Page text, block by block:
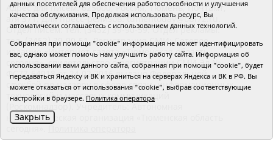
Адрес для писем: 625000, Россия, Тюмень, Почтамт,
а/я 371. Для пресс-релизов: tumentoday@obl72.ru.
Отдел писем: тел. (3452) 39-90-59. Отдел рекламы:
тел. (3452) 39-90-51. Регистрация СМИ: Сетевое
издание «Интернет-газета «Тюменская область
сегодня», свидетельство о регистрации СМИ Эл №
ФС77-64918 от 24.02.2016 выдано Федеральной
службой по надзору в сфере связи, информационных
технологий и массовых коммуникаций
(Роскомнадзор). Учредитель: Автономная
некоммерческая организация «Тюменская область
данных посетителей для обеспечения работоспособности и улучшения
качества обслуживания. Продолжая использовать ресурс, Вы
автоматически соглашаетесь с использованием данных технологий.
Собранная при помощи "cookie" информация не может идентифицировать
вас, однако может помочь нам улучшить работу сайта. Информация об
использовании вами данного сайта, собранная при помощи "cookie", будет
передаваться Яндексу и ВК и храниться на серверах Яндекса и ВК в РФ. Вы
можете отказаться от использования "cookie", выбрав соответствующие
настройки в браузере. Политика оператора
Закрыть